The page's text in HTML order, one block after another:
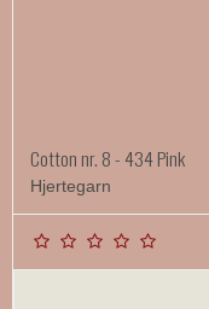
Cotton nr. 8 - 434 Pink
Hjertegarn